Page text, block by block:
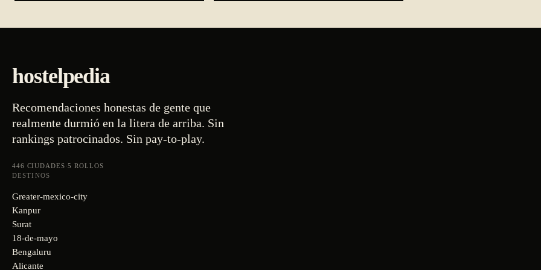
hostelpedia
Recomendaciones honestas de gente que
realmente durmió en la litera de arriba. Sin
rankings patrocinados. Sin pay-to-play.
446 CIUDADES·5 ROLLOS
DESTINOS
Greater-mexico-city
Kanpur
Surat
18-de-mayo
Bengaluru
Alicante